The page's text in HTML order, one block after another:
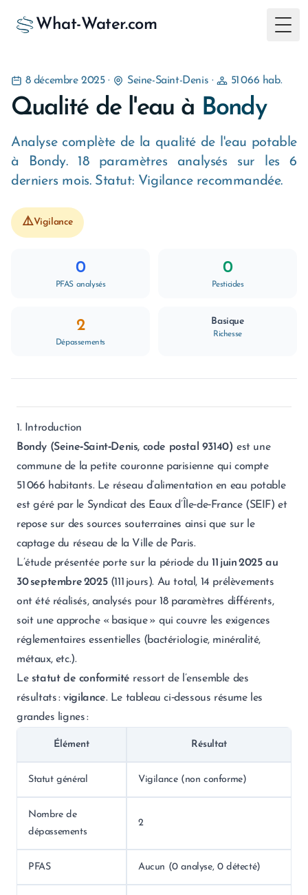
What-Water.com
8 décembre 2025· Seine-Saint-Denis · 51 066 hab.
Qualité de l'eau à Bondy
Analyse complète de la qualité de l'eau potable
à Bondy. 18 paramètres analysés sur les 6
derniers mois. Statut: Vigilance recommandée.
⚠️Vigilance
0
PFAS analysés
0
Pesticides
2
Dépassements
Basique
Richesse
1. Introduction
Bondy (Seine‑Saint‑Denis, code postal 93140) est une
commune de la petite couronne parisienne qui compte
51 066 habitants. Le réseau d’alimentation en eau potable
est géré par le Syndicat des Eaux d’Île‑de‑France (SEIF) et
repose sur des sources souterraines ainsi que sur le
captage du réseau de la Ville de Paris.
L’étude présentée porte sur la période du11 juin 2025 au
30 septembre 2025(111 jours). Au total, 14 prélèvements
ont été réalisés, analysés pour 18 paramètres différents,
soit une approche « basique » qui couvre les exigences
réglementaires essentielles (bactériologie, minéralité,
métaux, etc.).
Le statut de conformité ressort de l’ensemble des
résultats :vigilance. Le tableau ci‑dessous résume les
grandes lignes :
Élément Résultat
Statut général Vigilance (non conforme)
Nombre de
dépassements
2
PFAS Aucun (0 analyse, 0 détecté)